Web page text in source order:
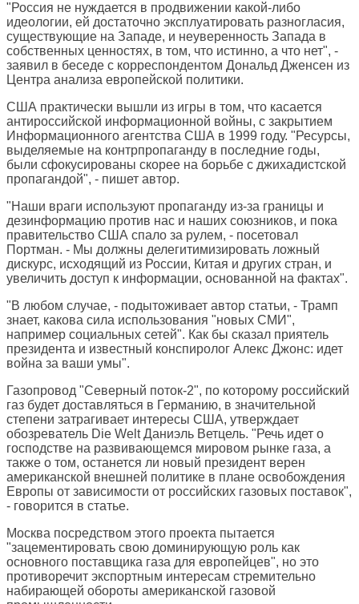
"Россия не нуждается в продвижении какой-либо
идеологии, ей достаточно эксплуатировать разногласия,
существующие на Западе, и неуверенность Запада в
собственных ценностях, в том, что истинно, а что нет", -
заявил в беседе с корреспондентом Дональд Дженсен из
Центра анализа европейской политики.
США практически вышли из игры в том, что касается
антироссийской информационной войны, с закрытием
Информационного агентства США в 1999 году. "Ресурсы,
выделяемые на контрпропаганду в последние годы,
были сфокусированы скорее на борьбе с джихадистской
пропагандой", - пишет автор.
"Наши враги используют пропаганду из-за границы и
дезинформацию против нас и наших союзников, и пока
правительство США спало за рулем, - посетовал
Портман. - Мы должны делегитимизировать ложный
дискурс, исходящий из России, Китая и других стран, и
увеличить доступ к информации, основанной на фактах".
"В любом случае, - подытоживает автор статьи, - Трамп
знает, какова сила использования "новых СМИ",
например социальных сетей". Как бы сказал приятель
президента и известный конспиролог Алекс Джонс: идет
война за ваши умы".
Газопровод "Северный поток-2", по которому российский
газ будет доставляться в Германию, в значительной
степени затрагивает интересы США, утверждает
обозреватель Die WeltДаниэль Ветцель. "Речь идет о
господстве на развивающемся мировом рынке газа, а
также о том, останется ли новый президент верен
американской внешней политике в плане освобождения
Европы от зависимости от российских газовых поставок",
- говорится в статье.
Москва посредством этого проекта пытается
"зацементировать свою доминирующую роль как
основного поставщика газа для европейцев", но это
противоречит экспортным интересам стремительно
набирающей обороты американской газовой